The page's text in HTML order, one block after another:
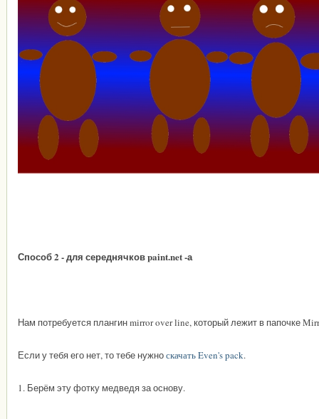
Способ 2 - для середнячков paint.net -а
Нам потребуется плангин mirror over line, который лежит в папочке
Если у тебя его нет, то тебе нужноскачать Even's pack.
1. Берём эту фотку медведя за основу.